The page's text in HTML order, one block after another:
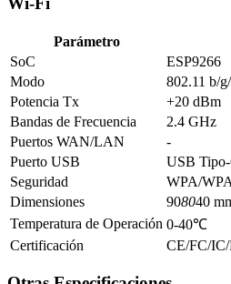
Parámetro
SoC
ESP9266
Modo
802.11 b/
Potencia Tx
+20 dBm
Bandas de Frecuencia
2.4 GHz
Puertos WAN/LAN
-
Puerto USB
USB
Seguridad
WPA/
Dimensiones
908040
Temperatura de Operación 0-40℃
Certificación
CE/FC/